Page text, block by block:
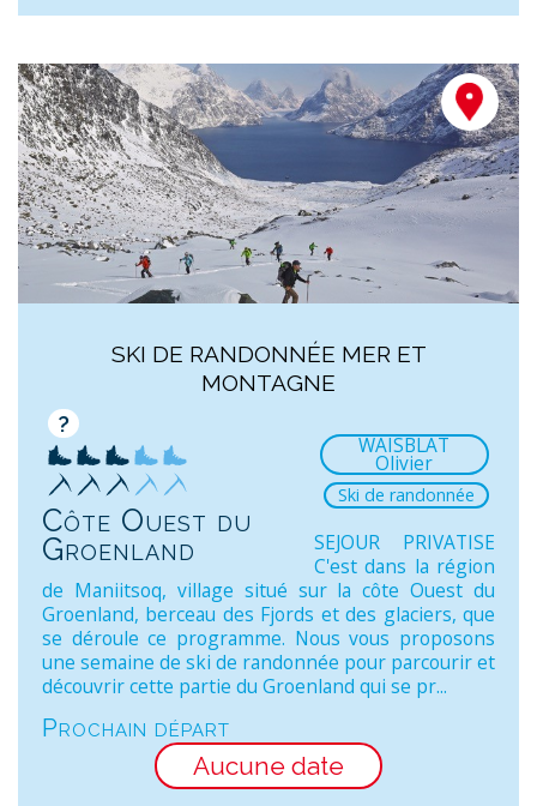
SKI DE RANDONNÉE MER ET
MONTAGNE
?
Côte Ouest du
Groenland
WAISBLAT
Olivier
Ski de randonnée
SEJOUR PRIVATISE
C'est dans la région
de Maniitsoq, village situé sur la côte Ouest du
Groenland, berceau des Fjords et des glaciers, que
se déroule ce programme. Nous vous proposons
une semaine de ski de randonnée pour parcourir et
découvrir cette partie du Groenland qui se pr...
Prochain départ
Aucune date